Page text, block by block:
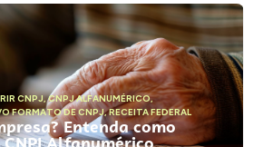
CNPJ,CNPJ ALFANUMÉRICO,
FORMATO DE CNPJ,RECEITA FEDERAL
Entenda como